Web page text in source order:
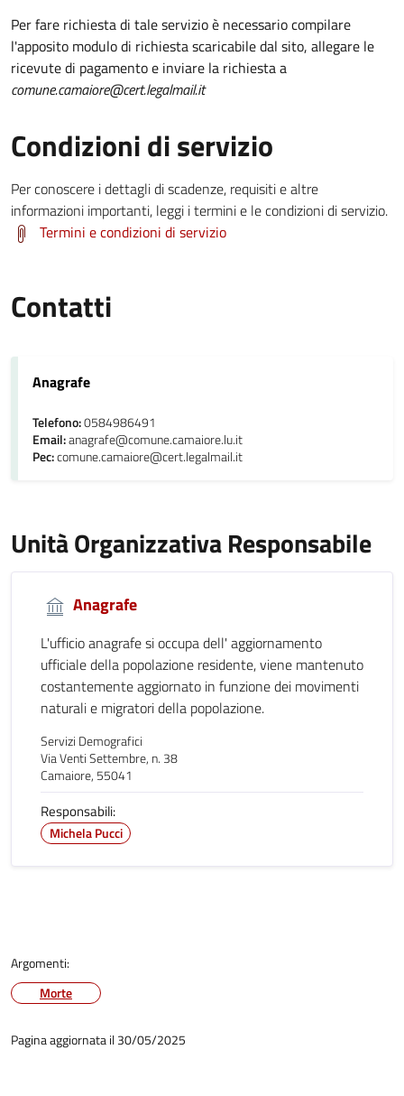
Per fare richiesta di tale servizio è necessario compilare
l'apposito modulo di richiesta scaricabile dal sito, allegare le
ricevute di pagamento e inviare la richiesta a
comune.camaiore@cert.legalmail.it
Condizioni di servizio
Per conoscere i dettagli di scadenze, requisiti e altre
informazioni importanti, leggi i termini e le condizioni di servizio.
Termini e condizioni di servizio
Contatti
Anagrafe
Telefono:0584986491
Email:anagrafe@comune.camaiore.lu.it
Pec:comune.camaiore@cert.legalmail.it
Unità Organizzativa Responsabile
Anagrafe
L'ufficio anagrafe si occupa dell' aggiornamento
ufficiale della popolazione residente, viene mantenuto
costantemente aggiornato in funzione dei movimenti
naturali e migratori della popolazione.
Servizi Demografici
Via Venti Settembre, n. 38
Camaiore, 55041
Responsabili:
Michela Pucci
Argomenti:
Morte
Pagina aggiornata il 30/05/2025